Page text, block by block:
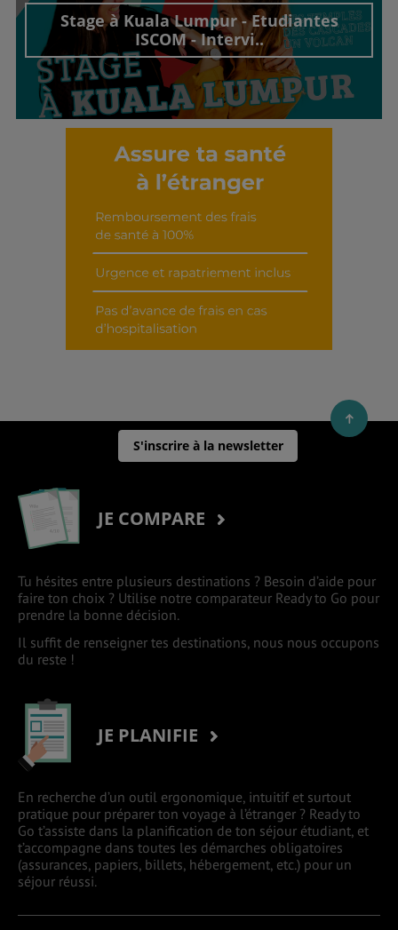
Stage à Kuala Lumpur - Etudiantes
ISCOM - Intervi..
Découvrir cet interview
S'inscrire à la newsletter
JE COMPARE
Tu hésites entre plusieurs destinations ? Besoin d’aide pour
faire ton choix ? Utilise notre comparateur Ready to Go pour
prendre la bonne décision.
Il suffit de renseigner tes destinations, nous nous occupons
du reste !
JE PLANIFIE
En recherche d’un outil ergonomique, intuitif et surtout
pratique pour préparer ton voyage à l’étranger ? Ready to
Go t’assiste dans la planification de ton séjour étudiant, et
t’accompagne dans toutes les démarches obligatoires
(assurances, papiers, billets, hébergement, etc.) pour un
séjour réussi.